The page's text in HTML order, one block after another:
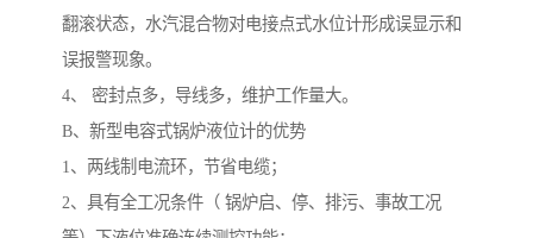
翻滚状态，水汽混合物对电接点式水位计形成误显示和
误报警现象。
4、 密封点多，导线多，维护工作量大。
B、新型电容式锅炉液位计的优势
1、两线制电流环，节省电缆；
2、具有全工况条件（ 锅炉启、停、排污、事故工况